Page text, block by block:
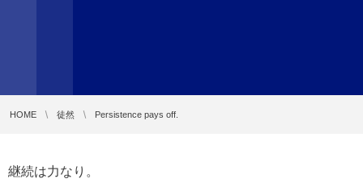
HOME 徒然 Persistence pays off.
継続は力なり。